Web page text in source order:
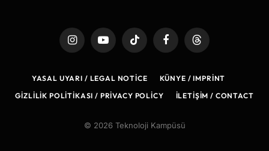
InstagramYouTubeTikTok FacebookThreads
YASAL UYARI / LEGAL NOTICE
KÜNYE / IMPRINT
GIZLILIK POLITIKASI / PRIVACY POLICY
İLETIŞIM / CONTACT
© 2026 Teknoloji Kampüsü